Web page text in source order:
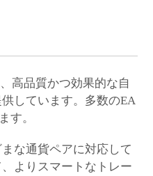
高品質かつ効果的な自
しています。多数のEA
す。
な通貨ペアに対応して
よりスマートなトレー